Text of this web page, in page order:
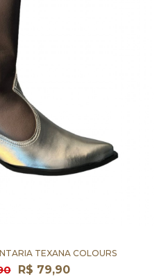
TEXANA COLOURS
R$ 79,90